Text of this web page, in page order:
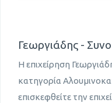
Γεωργιάδης -
Η επιχείρηση
κατηγορία
επισκεφθείτε την